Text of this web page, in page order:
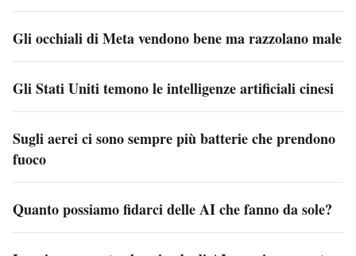
Gli occhiali di Meta vendono bene ma razzolano male
Gli Stati Uniti temono le intelligenze artificiali cinesi
Sugli aerei ci sono sempre più batterie che prendono
fuoco
Quanto possiamo fidarci delle AI che fanno da sole?